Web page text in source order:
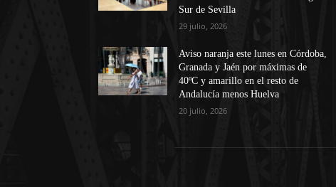
Sur de Sevilla
29 julio, 2026
Aviso naranja este lunes en Córdoba,
Granada y Jaén por máximas de
40ºC y amarillo en el resto de
Andalucía menos Huelva
20 julio, 2026